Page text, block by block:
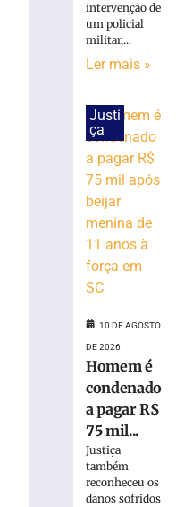
tomba,
interdita
faixa
provoca
Araquari
intervenção de
um policial
militar,...
Ler mais »
Justi
ça
10 DE AGOSTO
DE 2026
Homem é
condenado
a pagar R$
75 mil...
Justiça
também
reconheceu os
danos sofridos